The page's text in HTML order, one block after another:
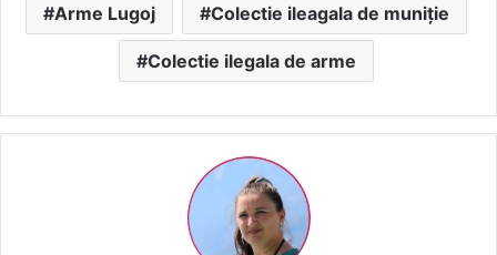
Arme Lugoj Colectie ileagala de muniție
Colectie ilegala de arme